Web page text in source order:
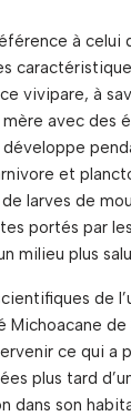
à celui
vivipare, à
avec des
et
larves de
portés par
milieu plus
de
Michoacane de
ce qui a
plus tard
dans son